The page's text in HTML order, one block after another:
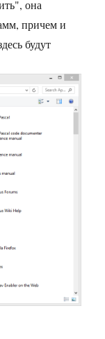
она
причем и
будут